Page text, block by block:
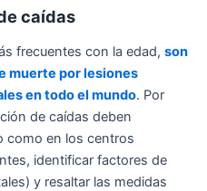
caídas
frecuentes con la edad, son
muerte por lesiones
en todo el mundo. Por
de caídas deben
como en los centros
identificar factores de
y resaltar las medidas